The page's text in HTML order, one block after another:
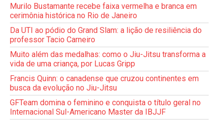
Murilo Bustamante recebe faixa vermelha e branca em
cerimônia histórica no Rio de Janeiro
Da UTI ao pódio do Grand Slam: a lição de resiliência do
professor Tacio Carneiro
Muito além das medalhas: como o Jiu-Jitsu transforma a
vida de uma criança, por Lucas Gripp
Francis Quinn: o canadense que cruzou continentes em
busca da evolução no Jiu-Jitsu
GFTeam domina o feminino e conquista o título geral no
Internacional Sul-Americano Master da IBJJF